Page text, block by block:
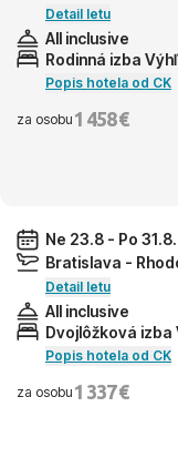
Detail letu
All inclusive
Rodinná izba
Popis hotela od CK
za osobu 1 458 €
Ne 23.8 - Po
Bratislava -
Detail letu
All inclusive
Dvojlôžková
Popis hotela od CK
za osobu 1 337 €